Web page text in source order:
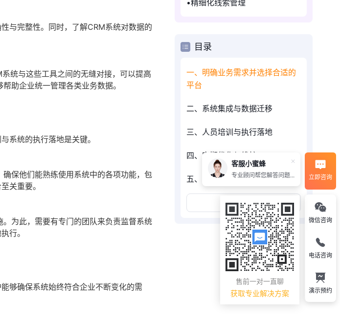
与完整性。同时，了解CRM系统对数据的
统与这些工具之间的无缝对接，可以提高
助企业统一管理各类业务数据。
系统的执行落地是关键。
保他们能熟练使用系统中的各项功能，包
关重要。
为此，需要有专门的团队来负责监督系统
行。
够确保系统始终符合企业不断变化的需
精细化线索管理
目录
一、明确业务需求并选择合适的
平台
二、系统集成与数据迁移
三、人员培训与执行落地
四、定期优化与维护
五、总结与建议
展开更多
立即咨询
客服小蜜蜂
专业顾问帮您解答问题...
微信咨询
售前一对一直聊
获取专业解决方案
电话咨询
演示预约